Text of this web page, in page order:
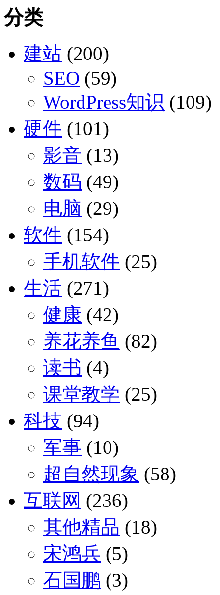
分类
建站 (200)
SEO (59)
WordPress知识 (109)
硬件 (101)
影音 (13)
数码 (49)
电脑 (29)
软件 (154)
手机软件 (25)
生活 (271)
健康 (42)
养花养鱼 (82)
读书 (4)
课堂教学 (25)
科技 (94)
军事 (10)
超自然现象 (58)
互联网 (236)
其他精品 (18)
宋鸿兵 (5)
石国鹏 (3)